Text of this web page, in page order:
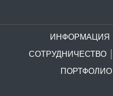
ИНФОРМАЦИЯ
СОТРУДНИЧЕСТВО
ПОРТФОЛИО